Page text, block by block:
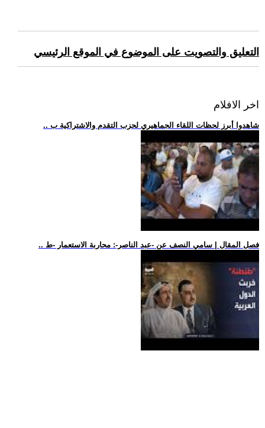
التعليق والتصويت على الموضوع في الموقع الرئيسي
اخر الافلام
.. شاهدوا أبرز لحظات اللقاء الجماهيري لحزب التقدم والاشتراكية ب
.. فصل المقال | سامي النصف عن -عبد الناصر-: محاربة الاستعمار -ط